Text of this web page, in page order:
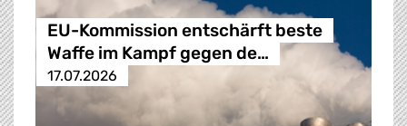
EU-Kommission entschärft beste
Waffe im Kampf gegen de…
17.07.2026